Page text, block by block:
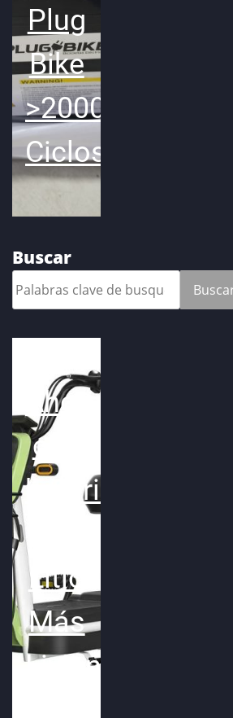
Plug
Bike
>2000
Ciclos
Buscar
Ahora
con
bateria
Litio
Más
Liviana!